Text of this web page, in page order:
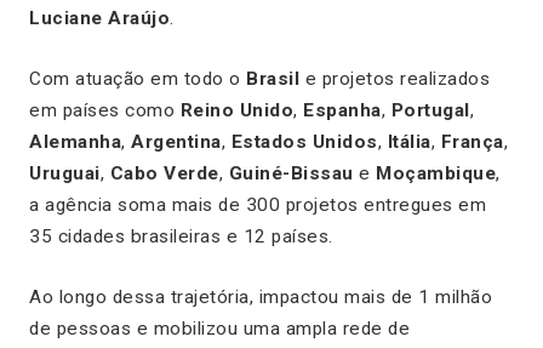
Luciane Araújo.
Com atuação em todo o Brasil e projetos realizados
em países como Reino Unido, Espanha, Portugal,
Alemanha, Argentina, Estados Unidos, Itália, França,
Uruguai, Cabo Verde, Guiné-Bissau e Moçambique,
a agência soma mais de 300 projetos entregues em
35 cidades brasileiras e 12 países.
Ao longo dessa trajetória, impactou mais de 1 milhão
de pessoas e mobilizou uma ampla rede de